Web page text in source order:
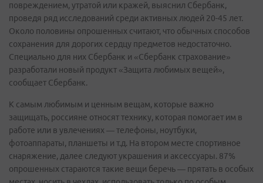
повреждением, утратой или кражей, выяснил Сбербанк,
проведя ряд исследований среди активных людей 20-45 лет.
Около половины опрошенных считают, что обычных способов
сохранения для дорогих сердцу предметов недостаточно.
Специально для них Сбербанк и «Сбербанк страхование»
разработали новый продукт «Защита любимых вещей»,
сообщает Сбербанк.
К самым любимым и ценным вещам, которые важно
защищать, россияне относят технику, которая помогает им в
работе или в увлечениях — телефоны, ноутбуки,
фотоаппараты, планшеты и т.д. На втором месте спортивное
снаряжение, далее следуют украшения и аксессуары. 87%
опрошенных стараются такие вещи беречь — прятать в особых